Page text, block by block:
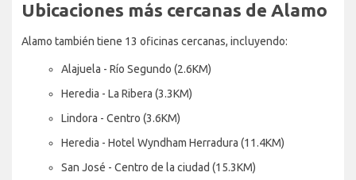
Ubicaciones más cercanas de Alamo
Alamo también tiene 13 oficinas cercanas, incluyendo:
Alajuela - Río Segundo (2.6KM)
Heredia - La Ribera (3.3KM)
Lindora - Centro (3.6KM)
Heredia - Hotel Wyndham Herradura (11.4KM)
San José - Centro de la ciudad (15.3KM)